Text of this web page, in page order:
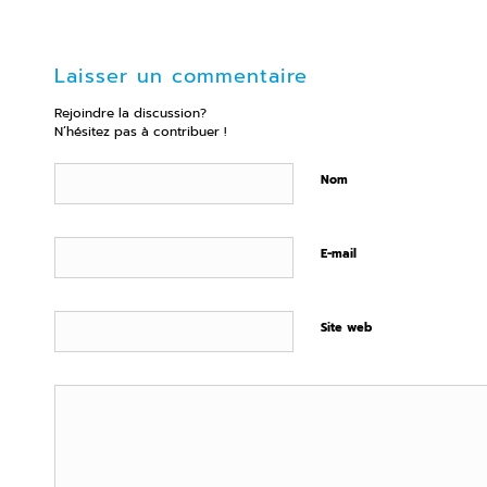
Laisser un commentaire
Rejoindre la discussion?
N’hésitez pas à contribuer !
Nom
E-mail
Site web